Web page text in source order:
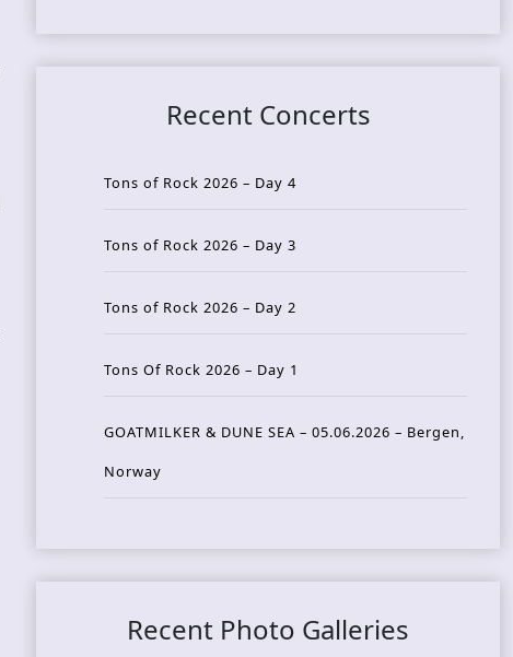
Recent Concerts
Tons of Rock 2026 – Day 4
Tons of Rock 2026 – Day 3
Tons of Rock 2026 – Day 2
Tons Of Rock 2026 – Day 1
GOATMILKER & DUNE SEA – 05.06.2026 – Bergen,
Norway
Recent Photo Galleries